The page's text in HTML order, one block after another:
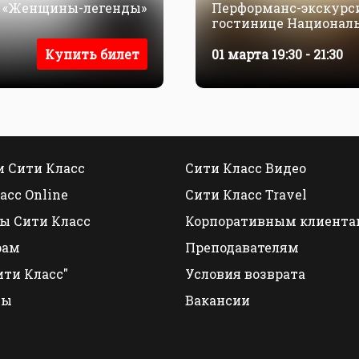
«Женщины-легенды»
Купить билет
Перформанс-
гостинице
01 марта 19:30 - 21:30
Сити Класс
Сити Класс Видео
Online
Сити Класс Travel
Сити Класс
Корпоративным
Преподавателям
Класс"
Условия возврата
Вакансии